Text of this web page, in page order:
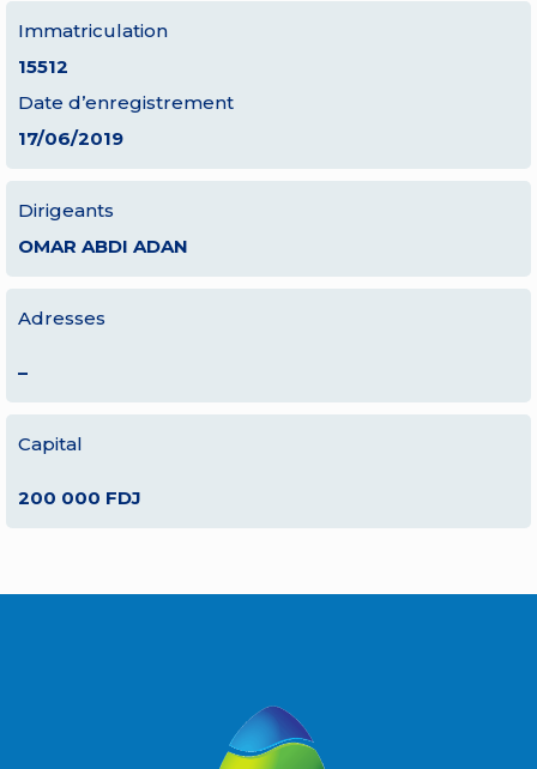
Immatriculation
15512
Date d’enregistrement
17/06/2019
Dirigeants
OMAR ABDI ADAN
Adresses
–
Capital
200 000 FDJ